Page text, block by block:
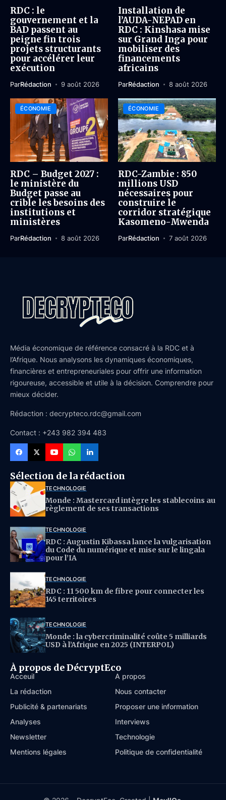
RDC : le
gouvernement et la
BAD passent au
peigne fin trois
projets structurants
pour accélérer leur
exécution
ParRédaction 9 août 2026
Installation de
l’AUDA-NEPAD en
RDC : Kinshasa mise
sur Grand Inga pour
mobiliser des
financements
africains
ParRédaction 8 août 2026
ÉCONOMIE
RDC – Budget 2027 :
le ministère du
Budget passe au
crible les besoins des
institutions et
ministères
ParRédaction 8 août 2026
ÉCONOMIE
RDC-Zambie : 850
millions USD
nécessaires pour
construire le
corridor stratégique
Kasomeno-Mwenda
ParRédaction 7 août 2026
Média économique de référence consacré à la RDC et à
l’Afrique. Nous analysons les dynamiques économiques,
financières et entrepreneuriales pour offrir une information
rigoureuse, accessible et utile à la décision. Comprendre pour
mieux décider.
Rédaction : decrypteco.rdc@gmail.com
Contact : +243 982 394 483
Sélection de la rédaction
TECHNOLOGIE
Monde : Mastercard intègre les stablecoins au
règlement de ses transactions
TECHNOLOGIE
RDC : Augustin Kibassa lance la vulgarisation
du Code du numérique et mise sur le lingala
pour l’IA
TECHNOLOGIE
RDC : 11 500 km de fibre pour connecter les
145 territoires
TECHNOLOGIE
Monde : la cybercriminalité coûte 5 milliards
USD à l’Afrique en 2025 (INTERPOL)
À propos de DécryptEco
Acceuil
À propos
La rédaction
Nous contacter
Publicité & partenariats
Proposer une information
Analyses
Interviews
Newsletter
Technologie
Mentions légales
Politique de confidentialité